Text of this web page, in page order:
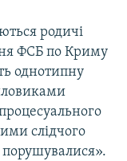
родичі
ФСБ по Криму
однотипну
слідчого
порушувалися».